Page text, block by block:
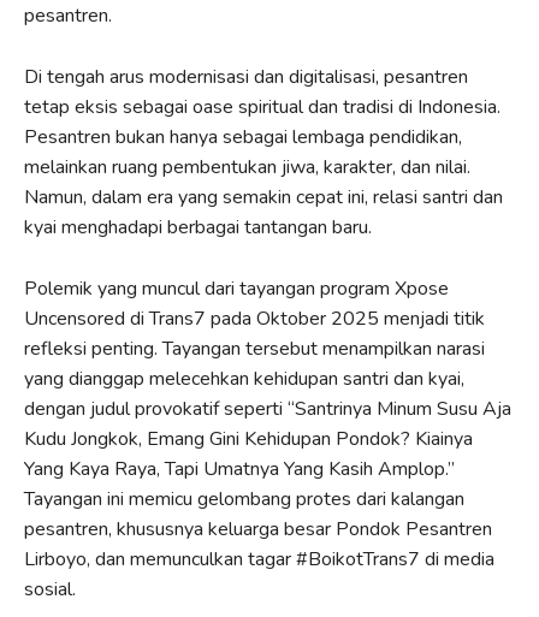
pesantren.
Di tengah arus modernisasi dan digitalisasi, pesantren
tetap eksis sebagai oase spiritual dan tradisi di Indonesia.
Pesantren bukan hanya sebagai lembaga pendidikan,
melainkan ruang pembentukan jiwa, karakter, dan nilai.
Namun, dalam era yang semakin cepat ini, relasi santri dan
kyai menghadapi berbagai tantangan baru.
Polemik yang muncul dari tayangan program Xpose
Uncensored di Trans7 pada Oktober 2025 menjadi titik
refleksi penting. Tayangan tersebut menampilkan narasi
yang dianggap melecehkan kehidupan santri dan kyai,
dengan judul provokatif seperti “Santrinya Minum Susu Aja
Kudu Jongkok, Emang Gini Kehidupan Pondok? Kiainya
Yang Kaya Raya, Tapi Umatnya Yang Kasih Amplop.”
Tayangan ini memicu gelombang protes dari kalangan
pesantren, khususnya keluarga besar Pondok Pesantren
Lirboyo, dan memunculkan tagar #BoikotTrans7 di media
sosial.